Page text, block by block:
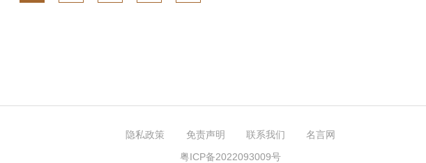
隐私政策 免责声明 联系我们
名言网
粤ICP备2022093009号